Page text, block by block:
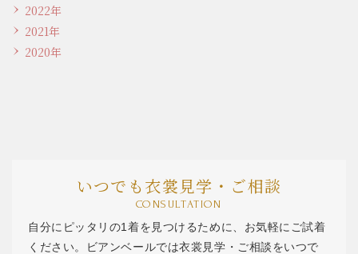
2022年
2021年
2020年
いつでも衣裳見学・ご相談
CONSULTATION
自分にピッタリの1着を見つけるために、お気軽にご試着
ください。ビアンベールでは衣裳見学・ご相談をいつで